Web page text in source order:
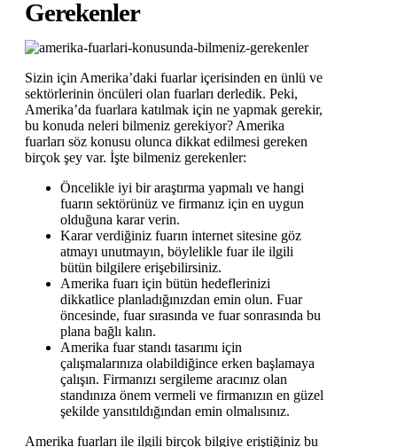
Gerekenler
Sizin için Amerika’daki fuarlar içerisinden en ünlü ve
sektörlerinin öncüleri olan fuarları derledik. Peki,
Amerika’da fuarlara katılmak için ne yapmak gerekir,
bu konuda neleri bilmeniz gerekiyor? Amerika
fuarları söz konusu olunca dikkat edilmesi gereken
birçok şey var. İşte bilmeniz gerekenler:
Öncelikle iyi bir araştırma yapmalı ve hangi
fuarın sektörünüz ve firmanız için en uygun
olduğuna karar verin.
Karar verdiğiniz fuarın internet sitesine göz
atmayı unutmayın, böylelikle fuar ile ilgili
bütün bilgilere erişebilirsiniz.
Amerika fuarı için bütün hedeflerinizi
dikkatlice planladığınızdan emin olun. Fuar
öncesinde, fuar sırasında ve fuar sonrasında bu
plana bağlı kalın.
Amerika fuar standı tasarımı için
çalışmalarınıza olabildiğince erken başlamaya
çalışın. Firmanızı sergileme aracınız olan
standınıza önem vermeli ve firmanızın en güzel
şekilde yansıtıldığından emin olmalısınız.
Amerika fuarları ile ilgili birçok bilgiye eriştiğiniz bu